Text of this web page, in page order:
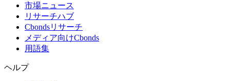
市場ニュース
リサーチハブ
Cbondsリサーチ
メディア向けCbonds
用語集
ヘルプ